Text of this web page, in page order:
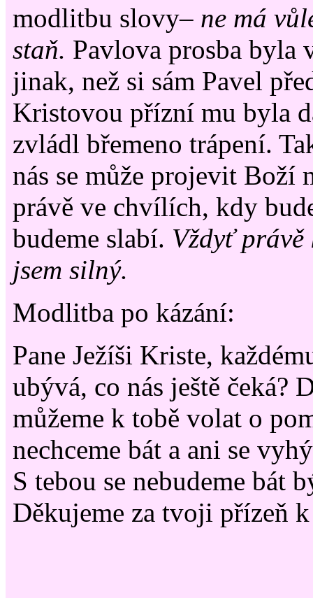
modlitbu slovy– ne má
staň. Pavlova prosba byla
jinak, než si sám Pavel
Kristovou přízní mu byla
zvládl břemeno trápení.
nás se může projevit Boží
právě ve chvílích, kdy
budeme slabí. Vždyť právě
jsem silný.
Modlitba po kázání:
Pane Ježíši Kriste,
ubývá, co nás ještě čeká?
můžeme k tobě volat o
nechceme bát a ani se
S tebou se nebudeme bát
Děkujeme za tvoji přízeň